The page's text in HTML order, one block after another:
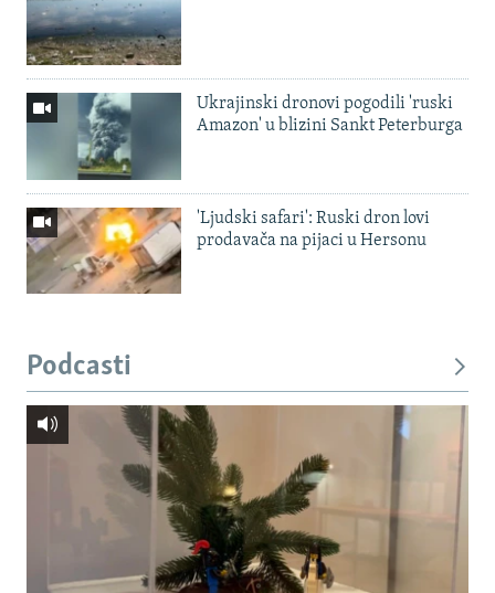
Ukrajinski dronovi pogodili 'ruski
Amazon' u blizini Sankt Peterburga
'Ljudski safari': Ruski dron lovi
prodavača na pijaci u Hersonu
Podcasti